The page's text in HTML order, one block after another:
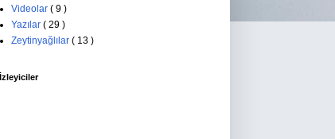
Videolar ( 9 )
Yazılar ( 29 )
Zeytinyağlılar ( 13 )
İzleyiciler